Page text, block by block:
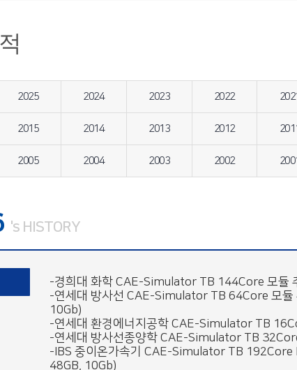
2025 2024 2023 2022
2015 2014 2013 2012
2005 2004 2003 2002
's HISTORY
-경희대 화학 CAE-Simulator TB 144Core 모듈
-연세대 방사선 CAE-Simulator TB 64Core 모
10Gb)
-연세대 환경에너지공학 CAE-Simulator TB
-연세대 방사선종양학 CAE-Simulator TB
-IBS 중이온가속기 CAE-Simulator TB
48GB, 10Gb)